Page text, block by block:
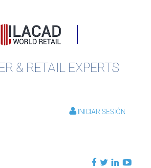
& RETAIL EXPERTS
INICIAR SESIÓN